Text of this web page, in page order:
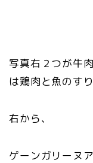
写真右２つが牛
は鶏肉と魚のす
右から、
ゲーンガリーヌ